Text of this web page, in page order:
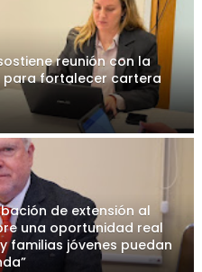
reunión con la
para fortalecer cartera
de extensión al
una oportunidad real
familias jóvenes puedan